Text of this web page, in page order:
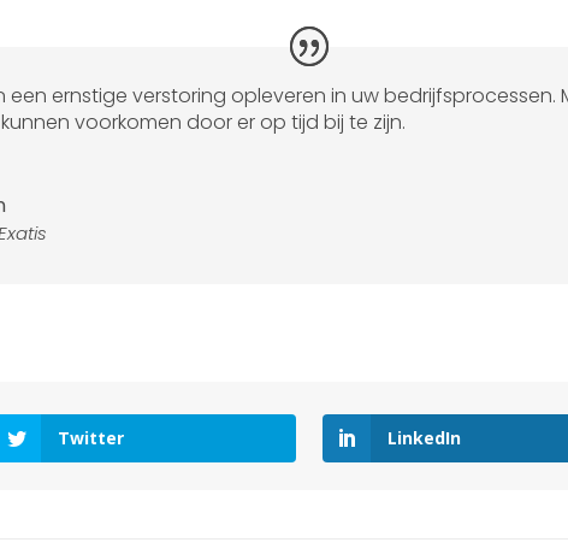
een ernstige verstoring opleveren in uw
voorkomen door er op tijd bij te zijn.
Twitter LinkedIn